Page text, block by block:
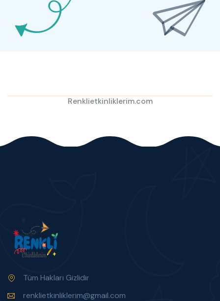
Renklietkinliklerim.com
Tüm Hakları Gizlidir
renklietkinliklerim@gmail.com